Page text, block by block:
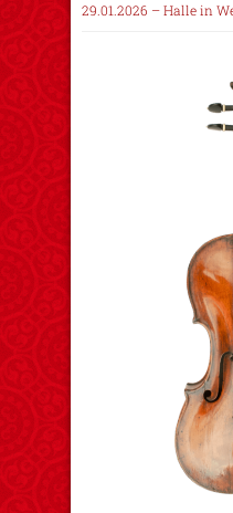
29.01.2026 – Halle in